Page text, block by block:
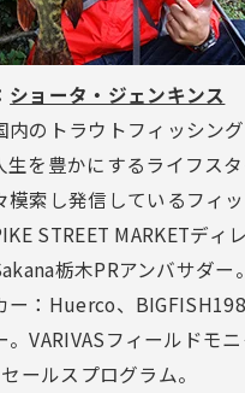
ショータ・ジェンキンス
内のトラウトフィッシン
生を豊かにするライフス
模索し発信しているフィ
STREET MARKETディ
栃木PRアンバサダー。
ー：Huerco、
VARIVASフィールドモニ
ールスプログラム。